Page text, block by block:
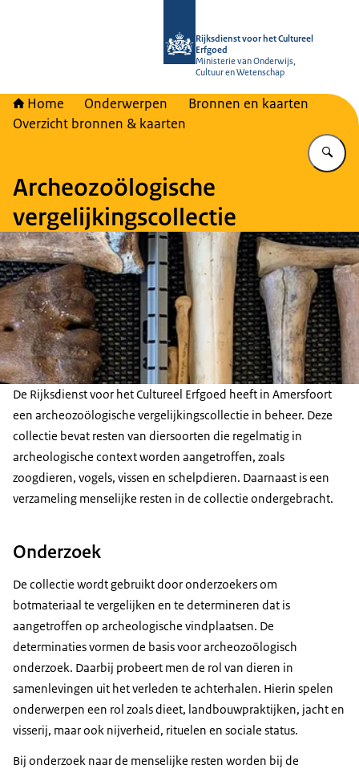
Rijksdienst voor het Cultureel
Erfgoed
Ministerie van Onderwijs,
Cultuur en Wetenschap
Home Onderwerpen
Bronnen en kaarten
Overzicht bronnen & kaarten
Archeozoölogische
vergelijkingscollectie
De Rijksdienst voor het Cultureel Erfgoed heeft in Amersfoort
een archeozoölogische vergelijkingscollectie in beheer. Deze
collectie bevat resten van diersoorten die regelmatig in
archeologische context worden aangetroffen, zoals
zoogdieren, vogels, vissen en schelpdieren. Daarnaast is een
verzameling menselijke resten in de collectie ondergebracht.
Onderzoek
De collectie wordt gebruikt door onderzoekers om
botmateriaal te vergelijken en te determineren dat is
aangetroffen op archeologische vindplaatsen. De
determinaties vormen de basis voor archeozoölogisch
onderzoek. Daarbij probeert men de rol van dieren in
samenlevingen uit het verleden te achterhalen. Hierin spelen
onderwerpen een rol zoals dieet, landbouwpraktijken, jacht en
visserij, maar ook nijverheid, rituelen en sociale status.
Bij onderzoek naar de menselijke resten worden bij de